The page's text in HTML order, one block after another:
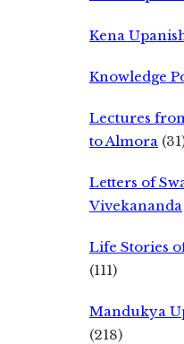
Kena
Knowledge
Lectures
to Almora
Letters of
Vivekananda
Life Stories
(111)
Mandukya
(218)